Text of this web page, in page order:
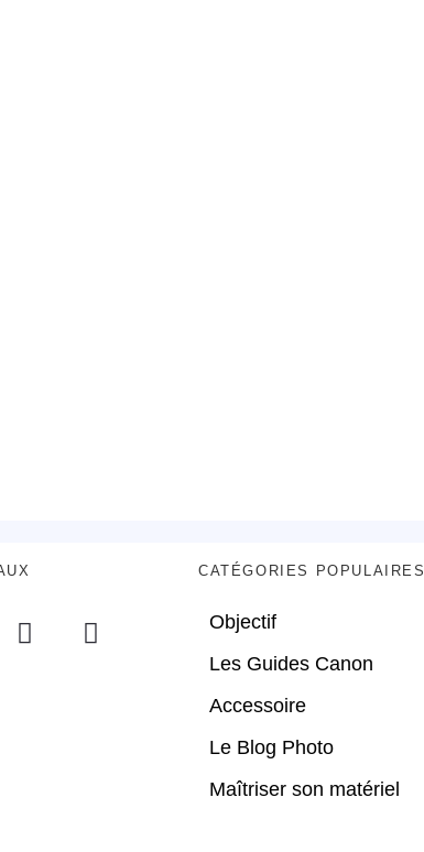
CATÉGORIES POPULAIRES
Objectif
Les Guides Canon
Accessoire
Le Blog Photo
Maîtriser son matériel